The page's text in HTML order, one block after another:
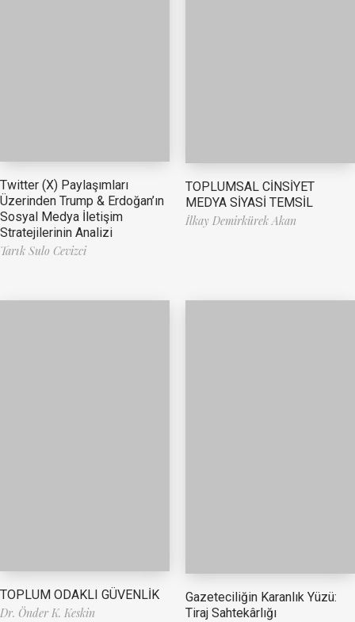
Twitter (X) Paylaşımları
Üzerinden Trump & Erdoğan’ın
Sosyal Medya İletişim
Stratejilerinin Analizi
Tarık Sulo Cevizci
TOPLUMSAL CİNSİYET
MEDYA SİYASİ TEMSİL
İlkay Demirkürek Akan
TOPLUM ODAKLI GÜVENLİK
Dr. Önder K. Keskin
Gazeteciliğin Karanlık Yüzü:
Tiraj Sahtekârlığı